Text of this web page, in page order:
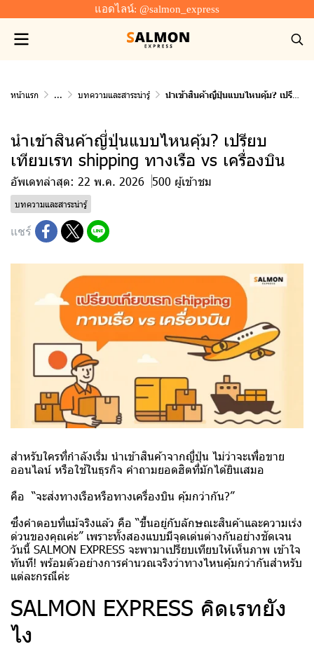
แอดไลน์: @salmon_express
หน้าแรก ... บทความและสาระน่ารู้ นำเข้าสินค้าญี่ปุ่นแบบไหนคุ้ม? เปรียบเทียบเรท shipping ทางเรือ vs เครื่องบิน
นำเข้าสินค้าญี่ปุ่นแบบไหนคุ้ม? เปรียบ
เทียบเรท shipping ทางเรือ vs เครื่องบิน
อัพเดทล่าสุด: 22 พ.ค. 2026 500 ผู้เข้าชม
บทความและสาระน่ารู้
แชร์
สำหรับใครที่กำลังเริ่ม นำเข้าสินค้าจากญี่ปุ่น ไม่ว่าจะเพื่อขาย
ออนไลน์ หรือใช้ในธุรกิจ คำถามยอดฮิตที่มักได้ยินเสมอ
คือ “จะส่งทางเรือหรือทางเครื่องบิน คุ้มกว่ากัน?”
ซึ่งคำตอบที่แม้จริงแล้ว คือ “ขึ้นอยู่กับลักษณะสินค้าและความเร่ง
ด่วนของคุณค่ะ” เพราะทั้งสองแบบมีจุดเด่นต่างกันอย่างชัดเจน
วันนี้ SALMON EXPRESS จะพามาเปรียบเทียบให้เห็นภาพ เข้าใจ
ทันที! พร้อมตัวอย่างการคำนวณจริงว่าทางไหนคุ้มกว่ากันสำหรับ
แต่ละกรณีค่ะ
SALMON EXPRESS คิดเรทยัง
ไง